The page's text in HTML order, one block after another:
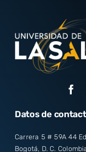
Datos de
Carrera 5 # 59A 44
Bogotá, D. C.